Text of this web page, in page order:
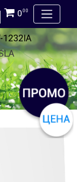
000
1232IA